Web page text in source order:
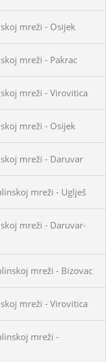
mreži - Osijek
mreži - Pakrac
mreži - Virovitica
mreži - Osijek
mreži - Daruvar
mreži - Uglješ
mreži - Daruvar-
mreži - Bizovac
mreži - Virovitica
mreži -